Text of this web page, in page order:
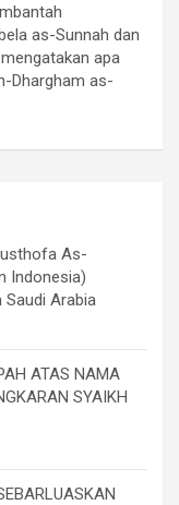
as-Sunnah dan
apa
Dhargham as-
As-
Indonesia)
Saudi Arabia
ATAS NAMA
SYAIKH